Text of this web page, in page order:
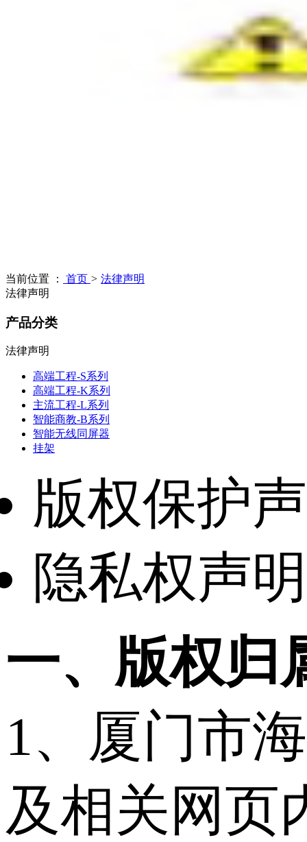
当前位置 ： 首页 > 法律声明
法律声明
产品分类
法律声明
高端工程-S系列
高端工程-K系列
主流工程-L系列
智能商教-B系列
智能无线同屏器
挂架
版权保护
隐私权声明
一、版权归
1、厦门市
及相关网页